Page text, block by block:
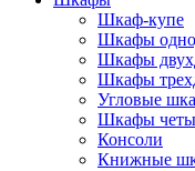
Шкаф-купе
Шкафы
Шкафы
Шкафы
Угловые
Шкафы
Консоли
Книжные